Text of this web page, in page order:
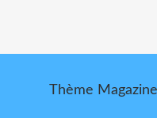
Thème